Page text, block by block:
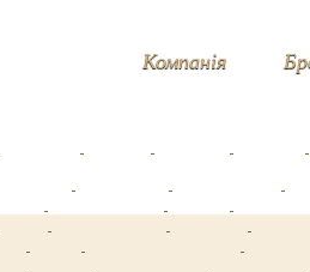
Компанія